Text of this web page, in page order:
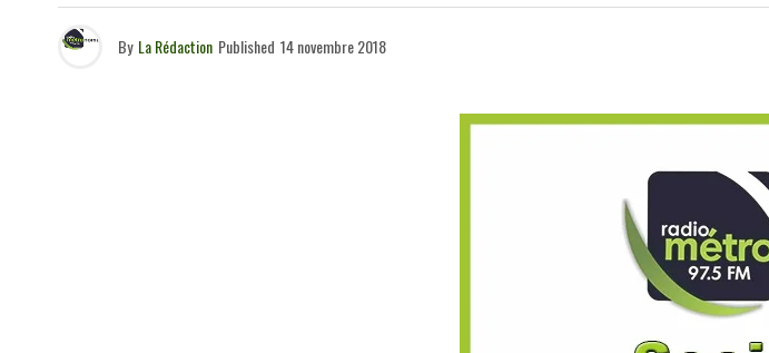
By La Rédaction Published 14 novembre 2018